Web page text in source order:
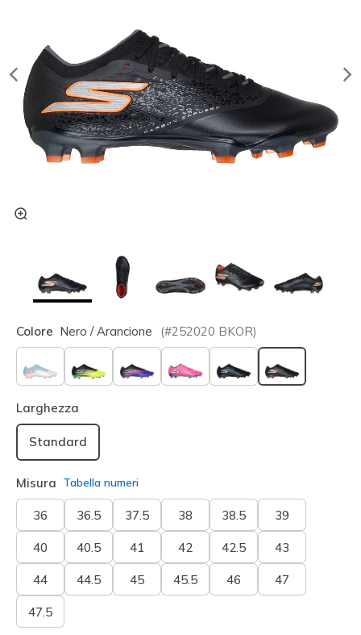
Colore Nero / Arancione (#252020 BKOR)
selezionato
Larghezza
Standard
Misura Tabella numeri
36 36.5 37.5 38 38.5 39
40 40.5 41 42 42.5 43
44 44.5 45 45.5 46 47
47.5